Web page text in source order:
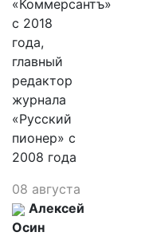
«Коммерсантъ»
с 2018
года,
главный
редактор
журнала
«Русский
пионер» с
2008 года
08 августа
Алексей
Осин